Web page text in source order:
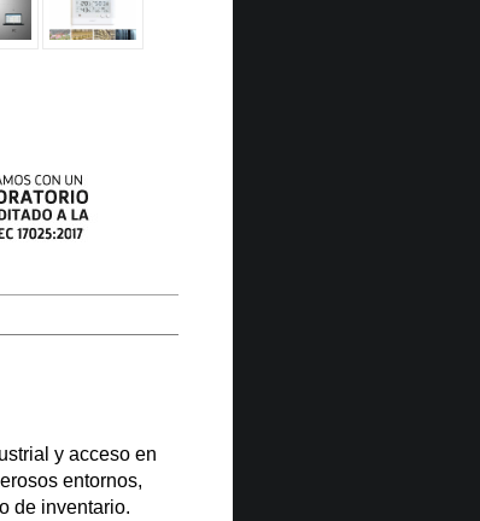
y acceso en
entornos,
de inventario.